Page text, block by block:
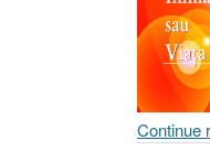
Continue